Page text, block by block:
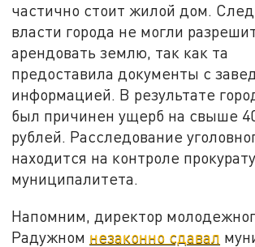
частично стоит жилой дом.
власти города не могли
арендовать землю, так как та
предоставила документы с
информацией. В результате
был причинен ущерб на свыше
рублей. Расследование
находится на контроле
муниципалитета.
Напомним, директор
Радужном незаконно сдавал